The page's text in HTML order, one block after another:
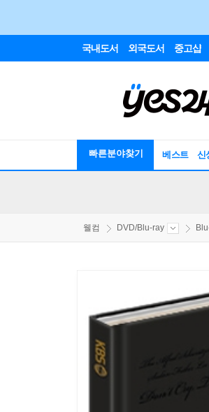
국내도서 외국도서 중고샵
빠른분야찾기 베스트 신
웰컴 DVD/Blu-ray